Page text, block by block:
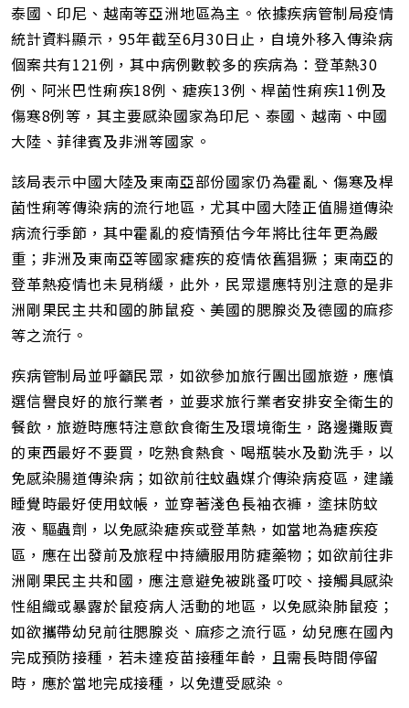
泰國、印尼、越南等亞洲地區為主。依據疾病管制局疫情
統計資料顯示，95年截至6月30日止，自境外移入傳染病
個案共有121例，其中病例數較多的疾病為：登革熱30
例、阿米巴性痢疾18例、瘧疾13例、桿菌性痢疾11例及
傷寒8例等，其主要感染國家為印尼、泰國、越南、中國
大陸、菲律賓及非洲等國家。
該局表示中國大陸及東南亞部份國家仍為霍亂、傷寒及桿
菌性痢等傳染病的流行地區，尤其中國大陸正值腸道傳染
病流行季節，其中霍亂的疫情預估今年將比往年更為嚴
重；非洲及東南亞等國家瘧疾的疫情依舊猖獗；東南亞的
登革熱疫情也未見稍緩，此外，民眾還應特別注意的是非
洲剛果民主共和國的肺鼠疫、美國的腮腺炎及德國的麻疹
等之流行。
疾病管制局並呼籲民眾，如欲參加旅行團出國旅遊，應慎
選信譽良好的旅行業者，並要求旅行業者安排安全衛生的
餐飲，旅遊時應特注意飲食衛生及環境衛生，路邊攤販賣
的東西最好不要買，吃熟食熱食、喝瓶裝水及勤洗手，以
免感染腸道傳染病；如欲前往蚊蟲媒介傳染病疫區，建議
睡覺時最好使用蚊帳，並穿著淺色長袖衣褲，塗抹防蚊
液、驅蟲劑，以免感染瘧疾或登革熱，如當地為瘧疾疫
區，應在出發前及旅程中持續服用防瘧藥物；如欲前往非
洲剛果民主共和國，應注意避免被跳蚤叮咬、接觸具感染
性組織或暴露於鼠疫病人活動的地區，以免感染肺鼠疫；
如欲攜帶幼兒前往腮腺炎、麻疹之流行區，幼兒應在國內
完成預防接種，若未達疫苗接種年齡，且需長時間停留
時，應於當地完成接種，以免遭受感染。